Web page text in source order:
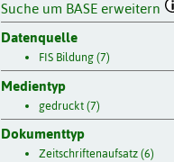
Suche um BASE erweitern
Datenquelle
FIS Bildung (7)
Medientyp
gedruckt (7)
Dokumenttyp
Zeitschriftenaufsatz (6)